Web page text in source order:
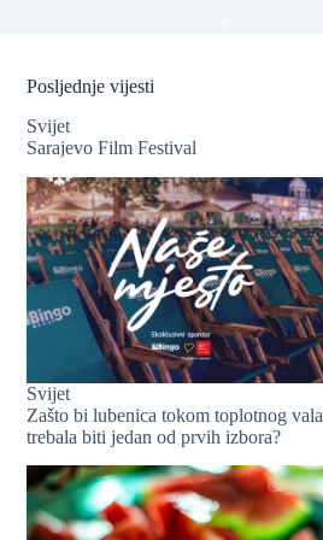
Posljednje vijesti
Svijet
Sarajevo Film Festival
Svijet
Zašto bi lubenica tokom toplotnog vala
trebala biti jedan od prvih izbora?
❆
❆